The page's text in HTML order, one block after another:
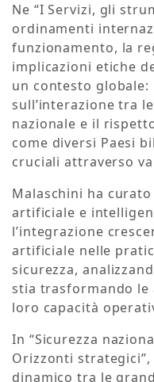
Ne “I Servizi, gli
ordinamenti
funzionamento, la
implicazioni etiche
un contesto
sull’interazione tra
nazionale e il
come diversi Paesi
cruciali attraverso
Malaschini ha
artificiale e
l’integrazione
artificiale nelle
sicurezza,
stia trasformando le
loro capacità
In “Sicurezza
Orizzonti
dinamico tra le